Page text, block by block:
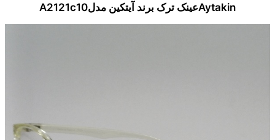
Aytakinعینک ترک برند آیتکین مدلA2121c10